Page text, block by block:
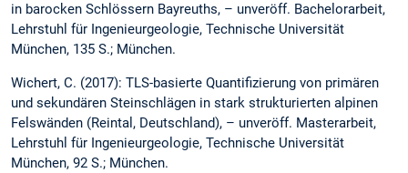
in barocken Schlössern Bayreuths, – unveröff. Bachelorarbeit,
Lehrstuhl für Ingenieurgeologie, Technische Universität
München, 135 S.; München.
Wichert, C. (2017): TLS-basierte Quantifizierung von primären
und sekundären Steinschlägen in stark strukturierten alpinen
Felswänden (Reintal, Deutschland), – unveröff. Masterarbeit,
Lehrstuhl für Ingenieurgeologie, Technische Universität
München, 92 S.; München.